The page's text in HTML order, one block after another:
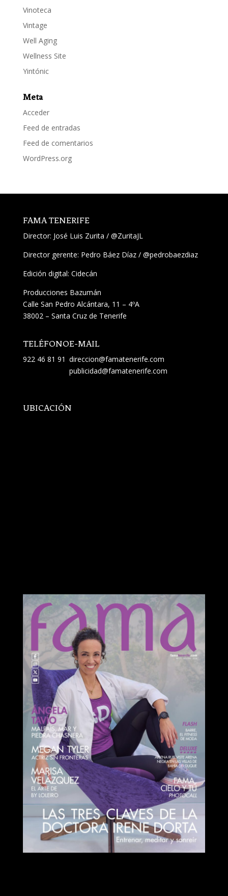
Vinoteca
Vintage
Well Aging
Wellness Site
Yintónic
Meta
Acceder
Feed de entradas
Feed de comentarios
WordPress.org
FAMA TENERIFE
Director: José Luis Zurita / @ZuritaJL
Director gerente: Pedro Báez Díaz / @pedrobaezdiaz
Edición digital: Cidecán
Producciones Bazumán
Calle San Pedro Alcántara, 11 – 4ºA
38002 – Santa Cruz de Tenerife
TELÉFONO
922 46 81 91
E-MAIL
direccion@famatenerife.com
publicidad@famatenerife.com
UBICACIÓN